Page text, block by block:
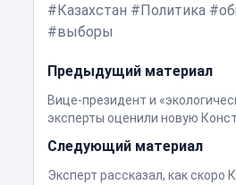
Казахстан
Политика
выборы
Предыдущий материал
Вице-президент и
эксперты оценили новую
Следующий материал
Эксперт рассказал, как скоро